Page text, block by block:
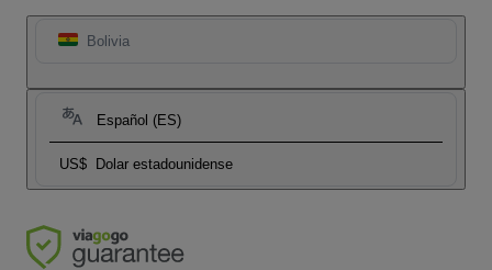
Bolivia
Español (ES)
US$ Dolar estadounidense